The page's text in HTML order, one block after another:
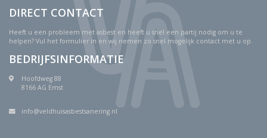
DIRECT CONTACT
Heeft u een probleem met asbest en heeft u snel een partij nodig om u te
helpen? Vul het formulier in en wij nemen zo snel mogelijk contact met u op.
BEDRIJFSINFORMATIE
Hoofdweg 88
8166 AG Emst
info@veldhuisasbestsanering.nl